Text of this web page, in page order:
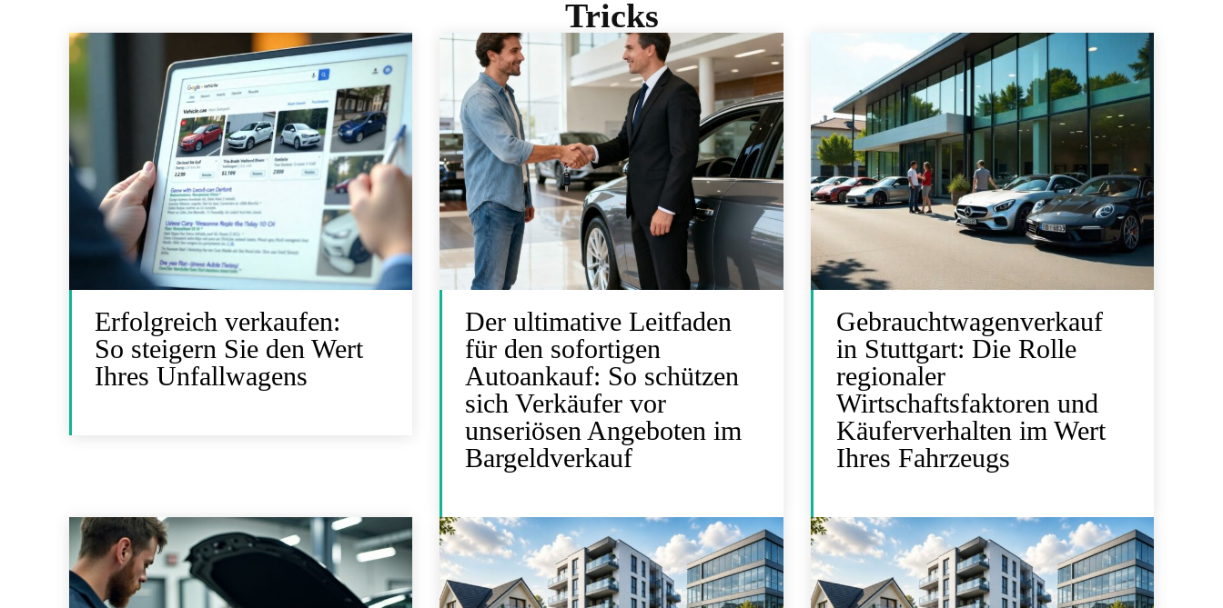
Tricks
Erfolgreich verkaufen:
So steigern Sie den Wert
Ihres Unfallwagens
Der ultimative Leitfaden
für den sofortigen
Autoankauf: So schützen
sich Verkäufer vor
unseriösen Angeboten im
Bargeldverkauf
Gebrauchtwagenverkauf
in Stuttgart: Die Rolle
regionaler
Wirtschaftsfaktoren und
Käuferverhalten im Wert
Ihres Fahrzeugs